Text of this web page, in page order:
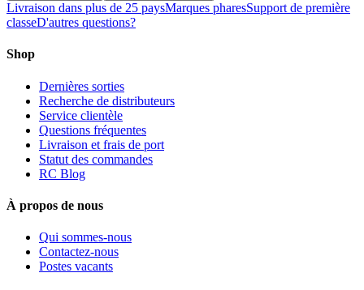
Livraison dans plus de 25 paysMarques pharesSupport de première
classeD'autres questions?
Shop
Dernières sorties
Recherche de distributeurs
Service clientèle
Questions fréquentes
Livraison et frais de port
Statut des commandes
RC Blog
À propos de nous
Qui sommes-nous
Contactez-nous
Postes vacants